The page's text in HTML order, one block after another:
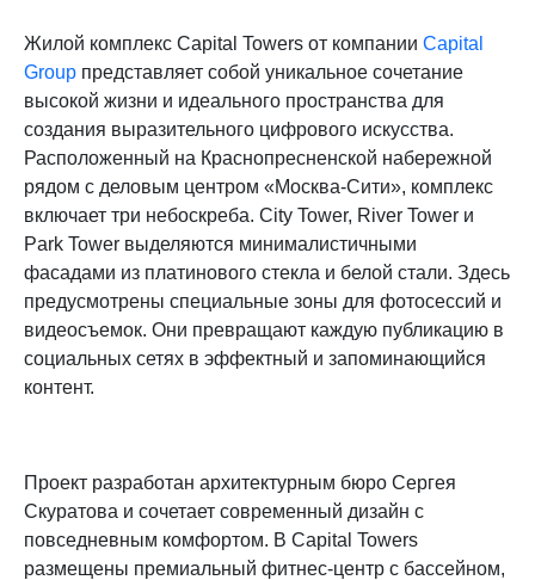
Жилой комплекс Capital Towers от компании Capital
Group представляет собой уникальное сочетание
высокой жизни и идеального пространства для
создания выразительного цифрового искусства.
Расположенный на Краснопресненской набережной
рядом с деловым центром «Москва-Сити», комплекс
включает три небоскреба. City Tower, River Tower и
Park Tower выделяются минималистичными
фасадами из платинового стекла и белой стали. Здесь
предусмотрены специальные зоны для фотосессий и
видеосъемок. Они превращают каждую публикацию в
социальных сетях в эффектный и запоминающийся
контент.​
Проект разработан архитектурным бюро Сергея
Скуратова и сочетает современный дизайн с
повседневным комфортом. В Capital Towers
размещены премиальный фитнес-центр с бассейном,